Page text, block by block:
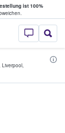
ist 100%
- Wo
Liverpool,